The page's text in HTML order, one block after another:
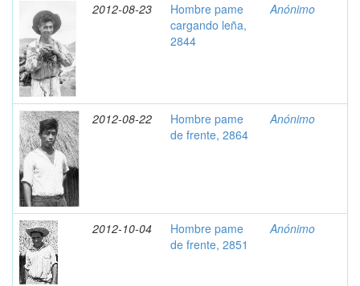
2012-08-23
Hombre pame
cargando leña,
2844
Anónimo
2012-08-22
Hombre pame
de frente, 2864
Anónimo
2012-10-04
Hombre pame
de frente, 2851
Anónimo